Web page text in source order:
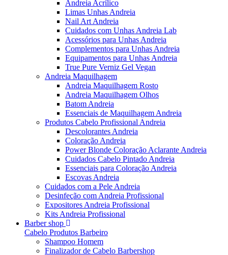
Andreia Acrílico
Limas Unhas Andreia
Nail Art Andreia
Cuidados com Unhas Andreia Lab
Acessórios para Unhas Andreia
Complementos para Unhas Andreia
Equipamentos para Unhas Andreia
True Pure Verniz Gel Vegan
Andreia Maquilhagem
Andreia Maquilhagem Rosto
Andreia Maquilhagem Olhos
Batom Andreia
Essenciais de Maquilhagem Andreia
Produtos Cabelo Profissional Andreia
Descolorantes Andreia
Coloração Andreia
Power Blonde Coloração Aclarante Andreia
Cuidados Cabelo Pintado Andreia
Essenciais para Coloração Andreia
Escovas Andreia
Cuidados com a Pele Andreia
Desinfeção com Andreia Profissional
Expositores Andreia Profissional
Kits Andreia Profissional
Barber shop
Cabelo Produtos Barbeiro
Shampoo Homem
Finalizador de Cabelo Barbershop